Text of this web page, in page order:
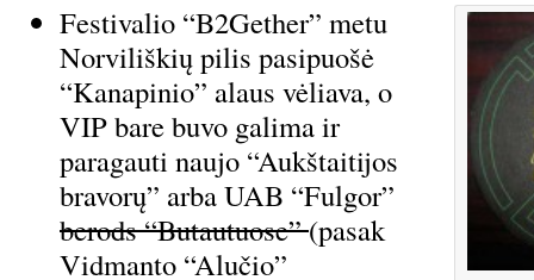
Festivalio “B2Gether” metu
Norviliškių pilis pasipuošė
“Kanapinio” alaus vėliava, o
VIP bare buvo galima ir
paragauti naujo “Aukštaitijos
bravorų” arba UAB “Fulgor”
berods “Butautuose”(pasak
Vidmanto “Alučio”